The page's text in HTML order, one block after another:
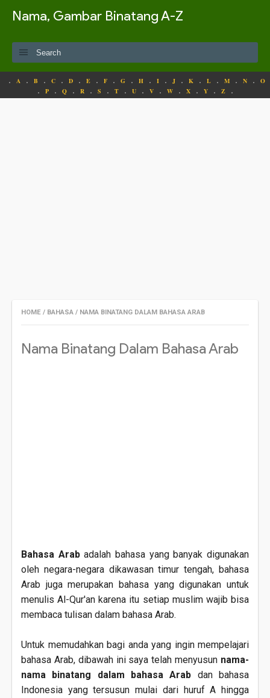
Nama, Gambar Binatang A-Z
. A . B . C . D . E . F . G . H . I . J . K . L . M . N . O
. P . Q . R . S . T . U . V . W . X . Y . Z .
HOME / BAHASA / NAMA BINATANG DALAM BAHASA ARAB
Nama Binatang Dalam Bahasa Arab
Bahasa Arabadalah bahasa yang banyak digunakan
oleh negara-negara dikawasan timur tengah, bahasa
Arab juga merupakan bahasa yang digunakan untuk
menulis Al-Qur'an karena itu setiap muslim wajib bisa
membaca tulisan dalam bahasa Arab.
Untuk memudahkan bagi anda yang ingin mempelajari
bahasa Arab, dibawah ini saya telah menyusun nama-
nama binatang dalam bahasa Arab dan bahasa
Indonesia yang tersusun mulai dari huruf A hingga